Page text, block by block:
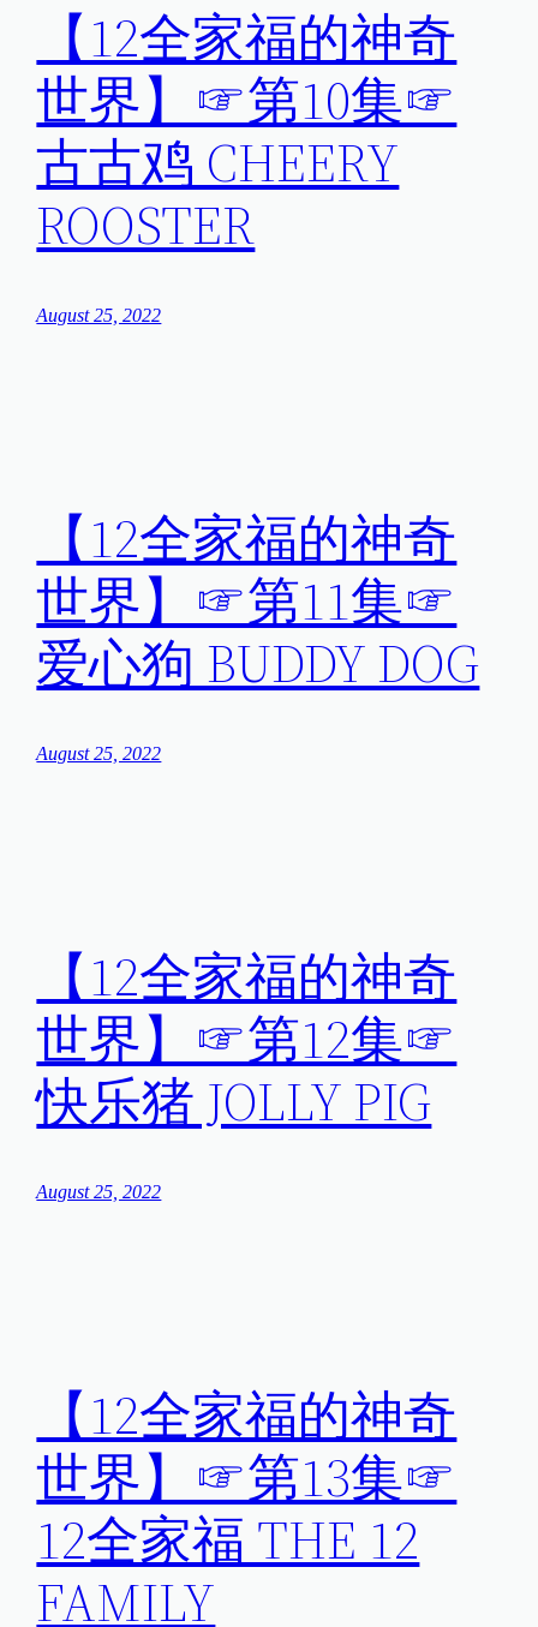
【12全家福的神奇
世界】☞第10集☞
古古鸡 CHEERY
ROOSTER
August 25, 2022
【12全家福的神奇
世界】☞第11集☞
爱心狗 BUDDY DOG
August 25, 2022
【12全家福的神奇
世界】☞第12集☞
快乐猪 JOLLY PIG
August 25, 2022
【12全家福的神奇
世界】☞第13集☞
12全家福 THE 12
FAMILY